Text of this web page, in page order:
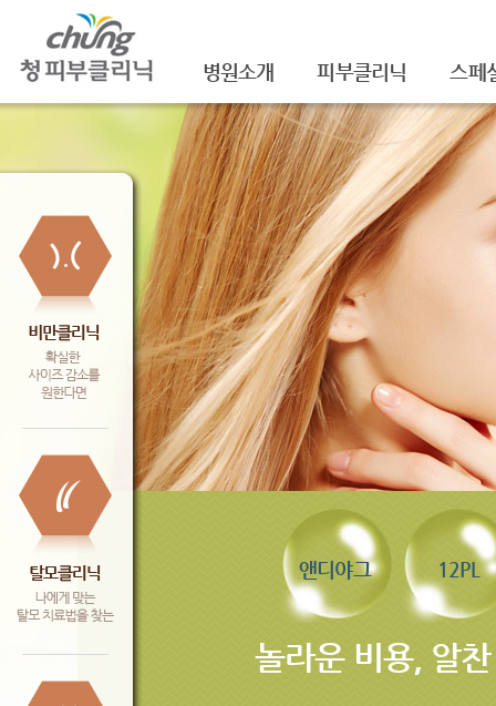
병원소개 피부클리닉 스페
의료진소개
진료안내
레이저장비소개
병원 둘러보기
찾아오시는 길
공지사항
여드름
여드름자국/흉터
모공
기미/색소
주근깨/잡티
점/검버섯
문신제거
안면홍조
피부질환치료
셀라
셀라
주름
셀렉
앤디야그 12PL
놀라운 비용, 알